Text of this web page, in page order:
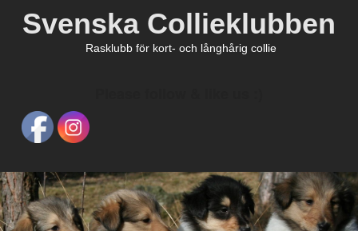
Svenska Collieklubben
Rasklubb för kort- och långhårig collie